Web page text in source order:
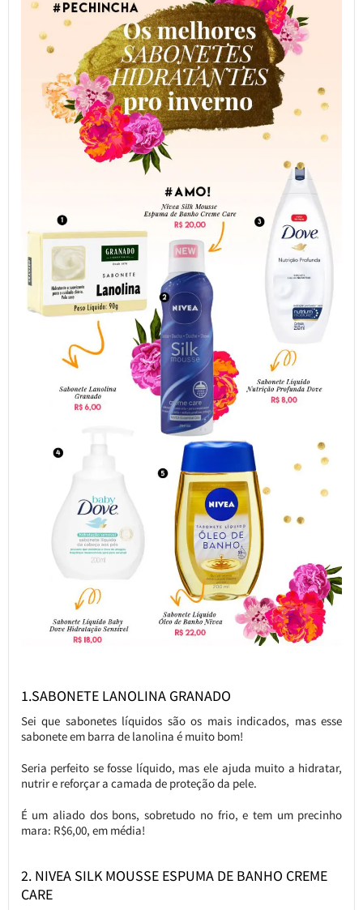
1.SABONETE LANOLINA GRANADO
Sei que sabonetes líquidos são os mais indicados, mas esse
sabonete em barra de lanolina é muito bom!
Seria perfeito se fosse líquido, mas ele ajuda muito a hidratar,
nutrir e reforçar a camada de proteção da pele.
É um aliado dos bons, sobretudo no frio, e tem um precinho
mara: R$6,00, em média!
2. NIVEA SILK MOUSSE ESPUMA DE BANHO CREME
CARE